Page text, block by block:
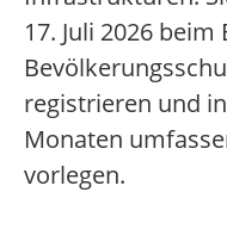
17. Juli 2026
registrieren und
Monaten
vorlegen.